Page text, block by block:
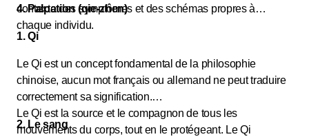
4. Palpation (qie-zhen)
contexte des symptômes et des schémas propres à
chaque individu.
1. Qi
Le Qi est un concept fondamental de la philosophie
chinoise, aucun mot français ou allemand ne peut traduire
correctement sa signification.
Le Qi est la source et le compagnon de tous les
mouvements du corps, tout en le protégeant. Le Qi
2. Le sang